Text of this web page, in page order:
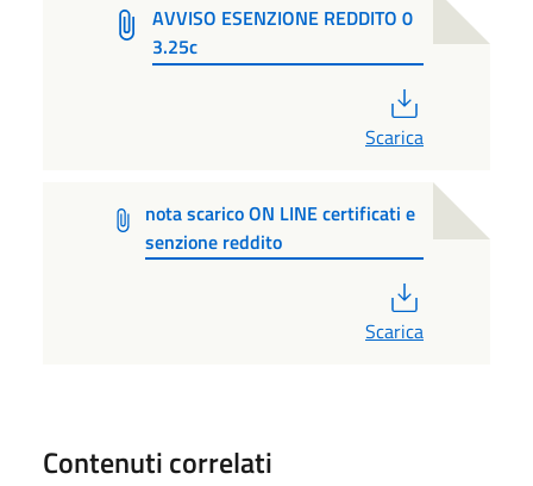
AVVISO ESENZIONE REDDITO 0
3.25c
Scarica
nota scarico ON LINE certificati e
senzione reddito
Scarica
Contenuti correlati